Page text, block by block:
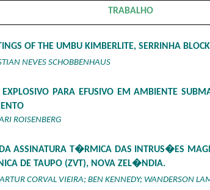
TRABALHO
OF THE UMBU KIMBERLITE, SERRINHA
NEVES SCHOBBENHAUS
PARA EFUSIVO EM AMBIENTE
ROISENBERG
ASSINATURA T�RMICA DAS INTRUS�ES
DE TAUPO (ZVT), NOVA ZEL�NDIA.
CORVAL VIEIRA; BEN KENNEDY; WANDERSON